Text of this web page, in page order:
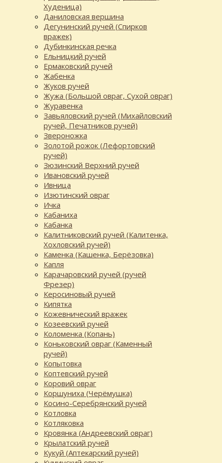
Худеница)
Даниловская вершина
Дегунинский ручей (Спирков
вражек)
Дубинкинская речка
Ельницкий ручей
Ермаковский ручей
Жабенка
Жуков ручей
Жужа (Большой овраг, Сухой овраг)
Журавенка
Завьяловский ручей (Михайловский
ручей, Печатников ручей)
Звероножка
Золотой рожок (Лефортовский
ручей)
Зюзинский Верхний ручей
Ивановский ручей
Ивница
Изютинский овраг
Ичка
Кабаниха
Кабанка
Калитниковский ручей (Калитенка,
Хохловский ручей)
Каменка (Кашенка, Берёзовка)
Капля
Карачаровский ручей (ручей
Фрезер)
Керосиновый ручей
Кипятка
Кожевнический вражек
Козеевский ручей
Коломенка (Копань)
Коньковский овраг (Каменный
ручей)
Копытовка
Коптевский ручей
Коровий овраг
Коршуниха (Черёмушка)
Косино-Серебрянский ручей
Котловка
Котляковка
Кровянка (Андреевский овраг)
Крылатский ручей
Кукуй (Аптекарский ручей)